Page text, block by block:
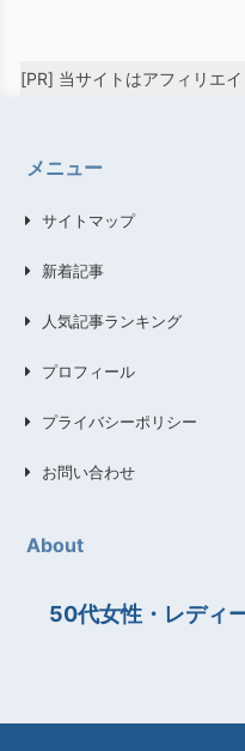
[PR] 当サイトはアフィリエ
メニュー
サイトマップ
新着記事
人気記事ランキング
プロフィール
プライバシーポリシー
お問い合わせ
About
50代女性・レディ